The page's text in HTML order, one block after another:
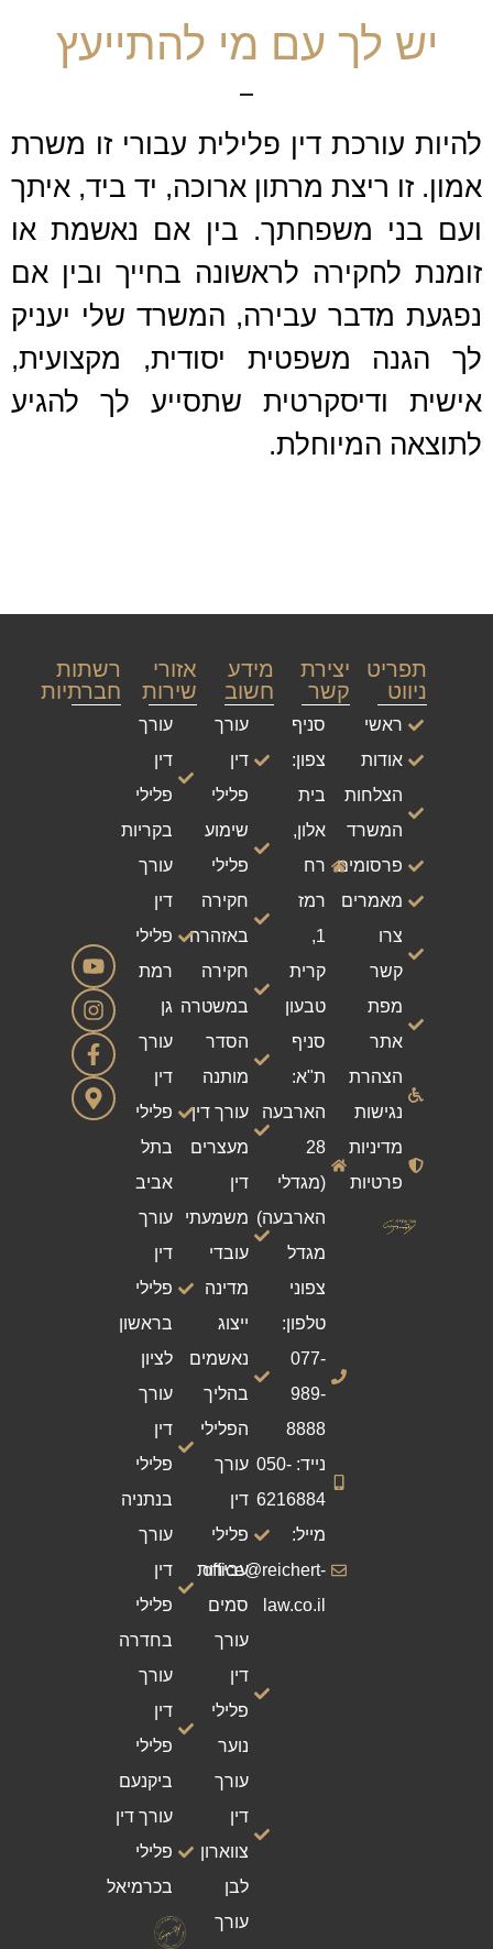
יש לך עם מי להתייעץ
להיות עורכת דין פלילית עבורי זו משרת
אמון. זו ריצת מרתון ארוכה, יד ביד, איתך
ועם בני משפחתך. בין אם נאשמת או
זומנת לחקירה לראשונה בחייך ובין אם
נפגעת מדבר עבירה, המשרד שלי יעניק
לך הגנה משפטית יסודית, מקצועית,
אישית ודיסקרטית שתסייע לך להגיע
לתוצאה המיוחלת.
תפריט
ניווט
ראשי
אודות
הצלחות
המשרד
פרסומים
מאמרים
צרו
קשר
מפת
אתר
הצהרת
נגישות
מדיניות
פרטיות
יצירת
קשר
סניף
צפון:
בית
אלון,
רח
רמז
1,
קרית
טבעון
סניף
ת"א:
הארבעה
28
(מגדלי
הארבעה)
מגדל
צפוני
טלפון:
077-
989-
8888
נייד: 050-
6216884
מייל:
office@reichert-
law.co.il
מידע
חשוב
עורך
דין
פלילי
שימוע
פלילי
חקירה
באזהרה
חקירה
במשטרה
הסדר
מותנה
עורך דין
מעצרים
דין
משמעתי
עובדי
מדינה
ייצוג
נאשמים
בהליך
הפלילי
עורך
דין
פלילי
עבירות
סמים
עורך
דין
פלילי
נוער
עורך
דין
צווארון
לבן
עורך
אזורי
שירות
עורך
דין
פלילי
בקריות
עורך
דין
פלילי
רמת
גן
עורך
דין
פלילי
בתל
אביב
עורך
דין
פלילי
בראשון
לציון
עורך
דין
פלילי
בנתניה
עורך
דין
פלילי
בחדרה
עורך
דין
פלילי
ביקנעם
עורך דין
פלילי
בכרמיאל
רשתות
חברתיות